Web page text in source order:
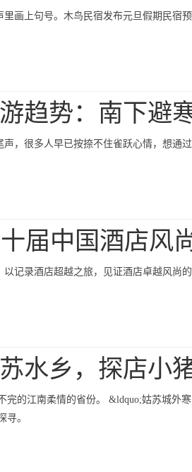
里画上句号。木鸟民宿发布元旦假期民宿
趋势：南下避
声，很多人早已按捺不住雀跃心情，想通
届中国酒店风
以记录酒店超越之旅，见证酒店卓越风尚
水乡，探店小
完的江南柔情的省份。 &ldquo;姑苏城外
寻。